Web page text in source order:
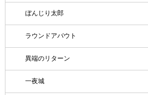
ぼんじり太郎
ラウンドアバウト
異端のリターン
一夜城